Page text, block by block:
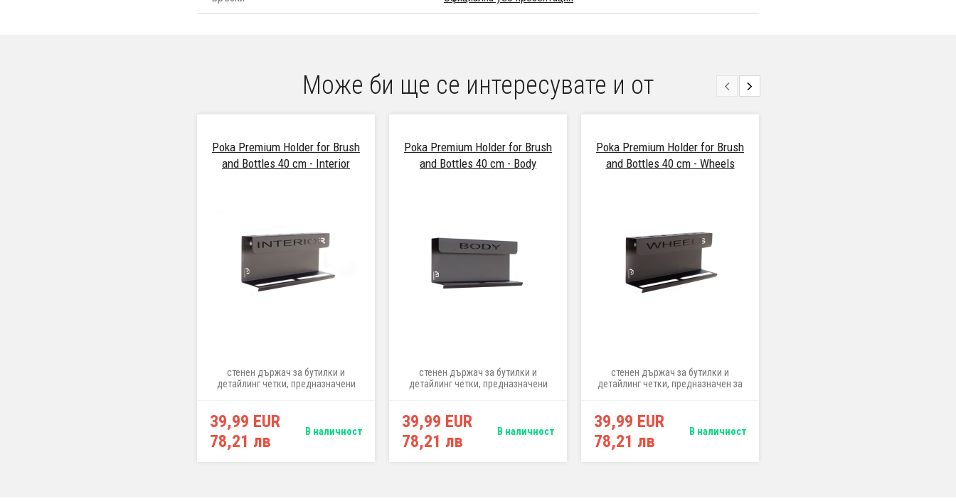
Може би ще се интересувате и от
Poka Premium Holder for Brush
and Bottles 40 cm - Interior
стенен държач за бутилки и
детайлинг четки, предназначени
39,99 EUR
78,21 лв
В наличност
Poka Premium Holder for Brush
and Bottles 40 cm - Body
стенен държач за бутилки и
детайлинг четки, предназначени
39,99 EUR
78,21 лв
В наличност
Poka Premium Holder for Brush
and Bottles 40 cm - Wheels
стенен държач за бутилки и
детайлинг четки, предназначен за
39,99 EUR
78,21 лв
В наличност